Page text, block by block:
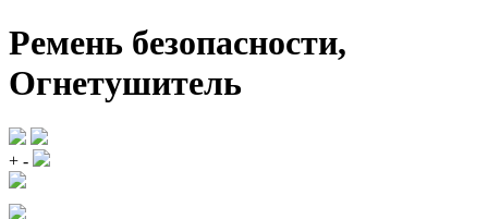
Ремень безопасности,
Огнетушитель
+ -